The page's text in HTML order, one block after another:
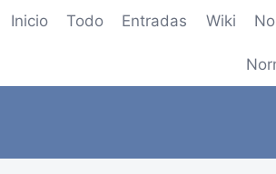
Inicio Todo Entradas Wiki